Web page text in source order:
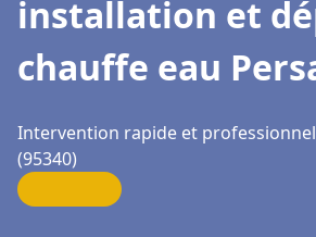
installation et
chauffe eau
Intervention rapide et
(95340)